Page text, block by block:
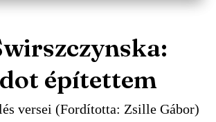
építettem
versei (Fordította: Zsille Gábor)